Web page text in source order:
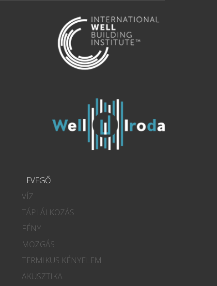
LEVEGŐ
VÍZ
TÁPLÁLKOZÁS
FÉNY
MOZGÁS
TERMIKUS KÉNYELEM
AKUSZTIKA